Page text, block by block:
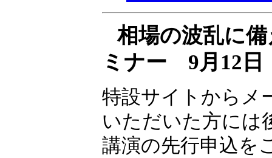
▼ OP売坊戦略コ
相場の波乱に
ミナー 9月12日
特設サイトからメ
いただいた方には